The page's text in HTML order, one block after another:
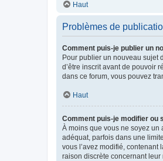
Haut
Problèmes de
Comment puis-je publier un
Pour publier un nouveau sujet
d’être inscrit avant de pouvoir
dans ce forum, vous pouvez
Haut
Comment puis-je modifier ou
À moins que vous ne soyez un
adéquat, parfois dans une
vous l’avez modifié, contenant
raison discrète concernant